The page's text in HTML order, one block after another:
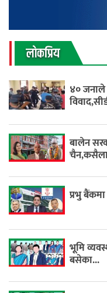
लाेकप्रिय
४० जनाले
बालेन
प्रभु बैंकमा
भूमि
बसेका...